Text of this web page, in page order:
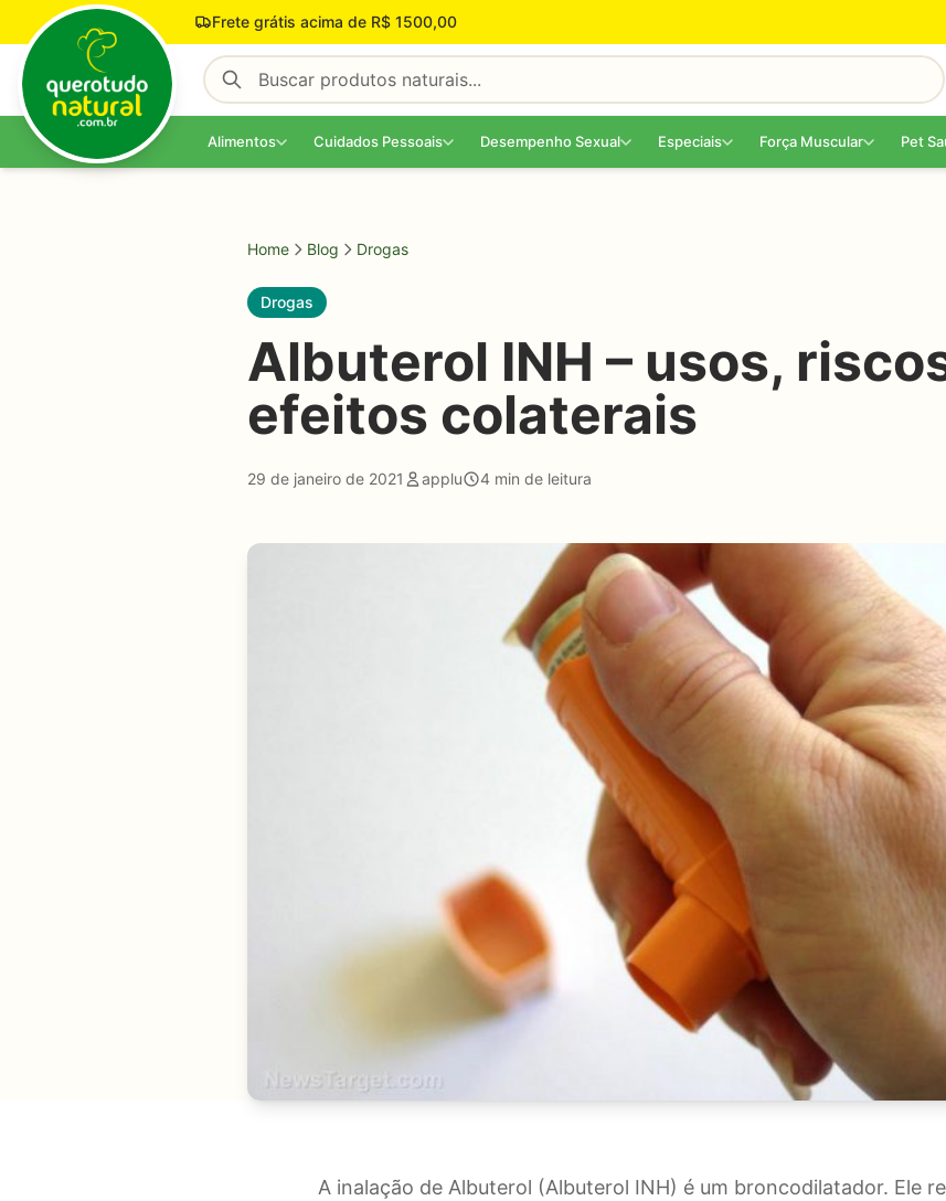
Pular para o conteúdo Frete grátis acima de R$ 1500,00
Alimentos Cuidados Pessoais Desempenho Sexual Especiais Força Muscular Pet
Home Blog Drogas
Drogas
Albuterol INH – usos,
efeitos colaterais
29 de janeiro de 2021 applu 4 min de leitura
A inalação de Albuterol (Albuterol INH) é um broncodilatador. Ele